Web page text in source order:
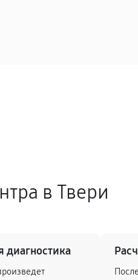
в Твери
диагностика